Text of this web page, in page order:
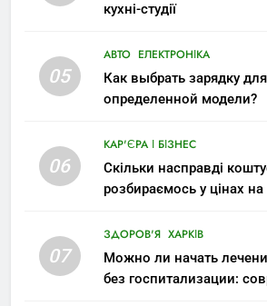
кухні-студії
05
АВТО ЕЛЕКТРОНІКА
Как выбрать зарядку
определенной модели?
06
КАР'ЄРА І БІЗНЕС
Скільки насправді
розбираємось у цінах на
07
ЗДОРОВ'Я ХАРКІВ
Можно ли начать
без госпитализации: